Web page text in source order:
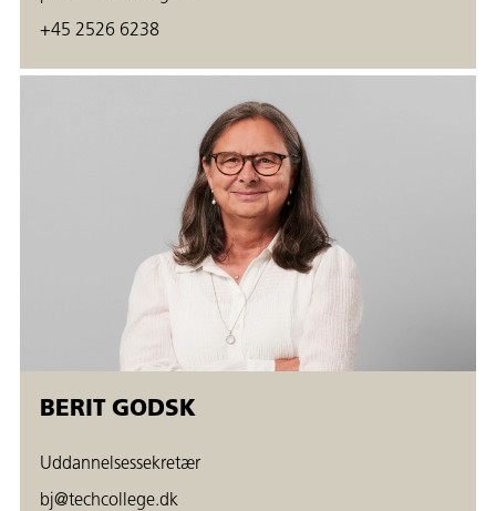
+45 2526 6238
BERIT GODSK
Uddannelsessekretær
bj@techcollege.dk